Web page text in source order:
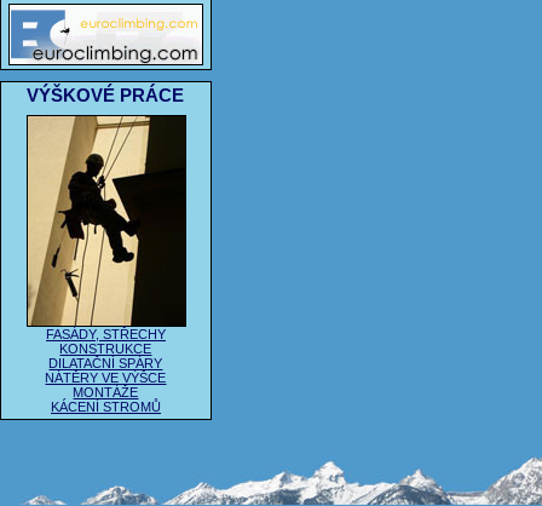
VÝŠKOVÉ PRÁCE
FASÁDY, STŘECHY
KONSTRUKCE
DILATAČNÍ SPÁRY
NÁTĚRY VE VÝŠCE
MONTÁŽE
KÁCENÍ STROMŮ